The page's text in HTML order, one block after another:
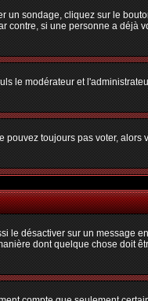
sondage, cliquez sur le
si une personne a déjà
le modérateur et
toujours pas voter,
le désactiver sur un message
dont quelque chose doit